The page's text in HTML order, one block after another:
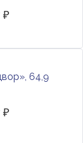
₽
64,9
₽